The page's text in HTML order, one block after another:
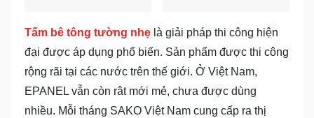
Tấm bê tông tường nhẹ là giải pháp thi công hiện
đại được áp dụng phổ biến. Sản phẩm được thi công
rộng rãi tại các nước trên thế giới. Ở Việt Nam,
EPANEL vẫn còn rât mới mẻ, chưa được dùng
nhiều. Mỗi tháng SAKO Việt Nam cung cấp ra thị